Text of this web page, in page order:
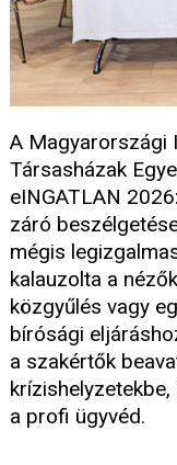
A Magyarországi
Társasházak
eINGATLAN
záró
mégis
kalauzolta a
közgyűlés vagy
bírósági
a szakértők
a profi ügyvéd.